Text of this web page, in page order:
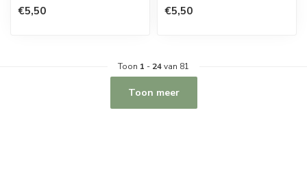
perfecte kwaliteit.
€5,50
perfecte kwaliteit.
€5,50
Toon 1 - 24van 81
Toon meer